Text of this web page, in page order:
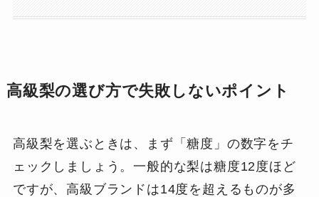
高級梨の選び方で失敗しないポイント
高級梨を選ぶときは、まず「糖度」の数字をチ
ェックしましょう。一般的な梨は糖度12度ほど
ですが、高級ブランドは14度を超えるものが多